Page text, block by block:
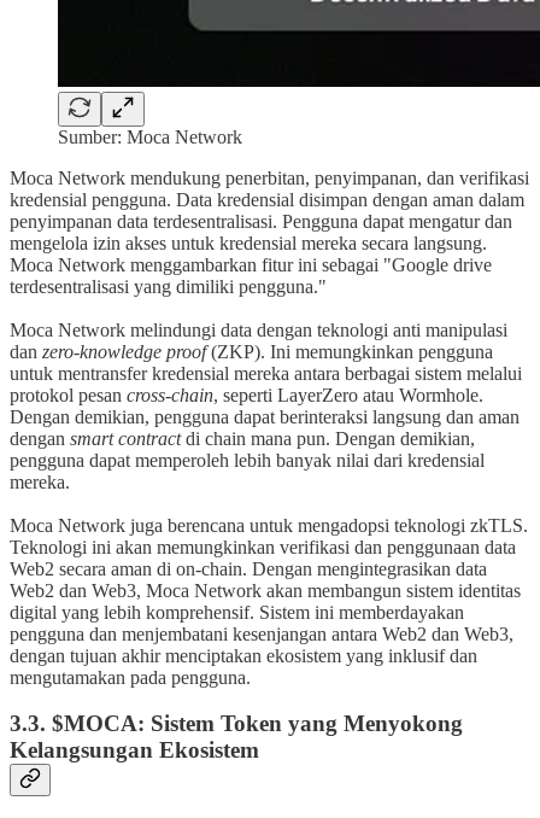
Sumber: Moca Network
Moca Network mendukung penerbitan, penyimpanan, dan verifikasi
kredensial pengguna. Data kredensial disimpan dengan aman dalam
penyimpanan data terdesentralisasi. Pengguna dapat mengatur dan
mengelola izin akses untuk kredensial mereka secara langsung.
Moca Network menggambarkan fitur ini sebagai "Google drive
terdesentralisasi yang dimiliki pengguna."
Moca Network melindungi data dengan teknologi anti manipulasi
dan zero-knowledge proof(ZKP). Ini memungkinkan pengguna
untuk mentransfer kredensial mereka antara berbagai sistem melalui
protokol pesan cross-chain, seperti LayerZero atau Wormhole.
Dengan demikian, pengguna dapat berinteraksi langsung dan aman
dengan smart contractdi chain mana pun. Dengan demikian,
pengguna dapat memperoleh lebih banyak nilai dari kredensial
mereka.
Moca Network juga berencana untuk mengadopsi teknologi zkTLS.
Teknologi ini akan memungkinkan verifikasi dan penggunaan data
Web2 secara aman di on-chain. Dengan mengintegrasikan data
Web2 dan Web3, Moca Network akan membangun sistem identitas
digital yang lebih komprehensif. Sistem ini memberdayakan
pengguna dan menjembatani kesenjangan antara Web2 dan Web3,
dengan tujuan akhir menciptakan ekosistem yang inklusif dan
mengutamakan pada pengguna.
3.3. $MOCA: Sistem Token yang Menyokong
Kelangsungan Ekosistem